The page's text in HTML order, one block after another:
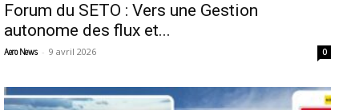
Forum du SETO : Vers une Gestion
autonome des flux et...
Aero News - 9 avril 2026 0